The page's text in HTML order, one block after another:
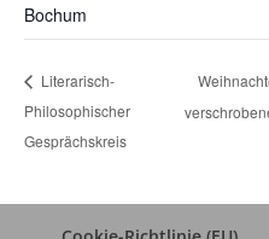
Bochum
Literarisch-
Philosophischer
Gesprächskreis